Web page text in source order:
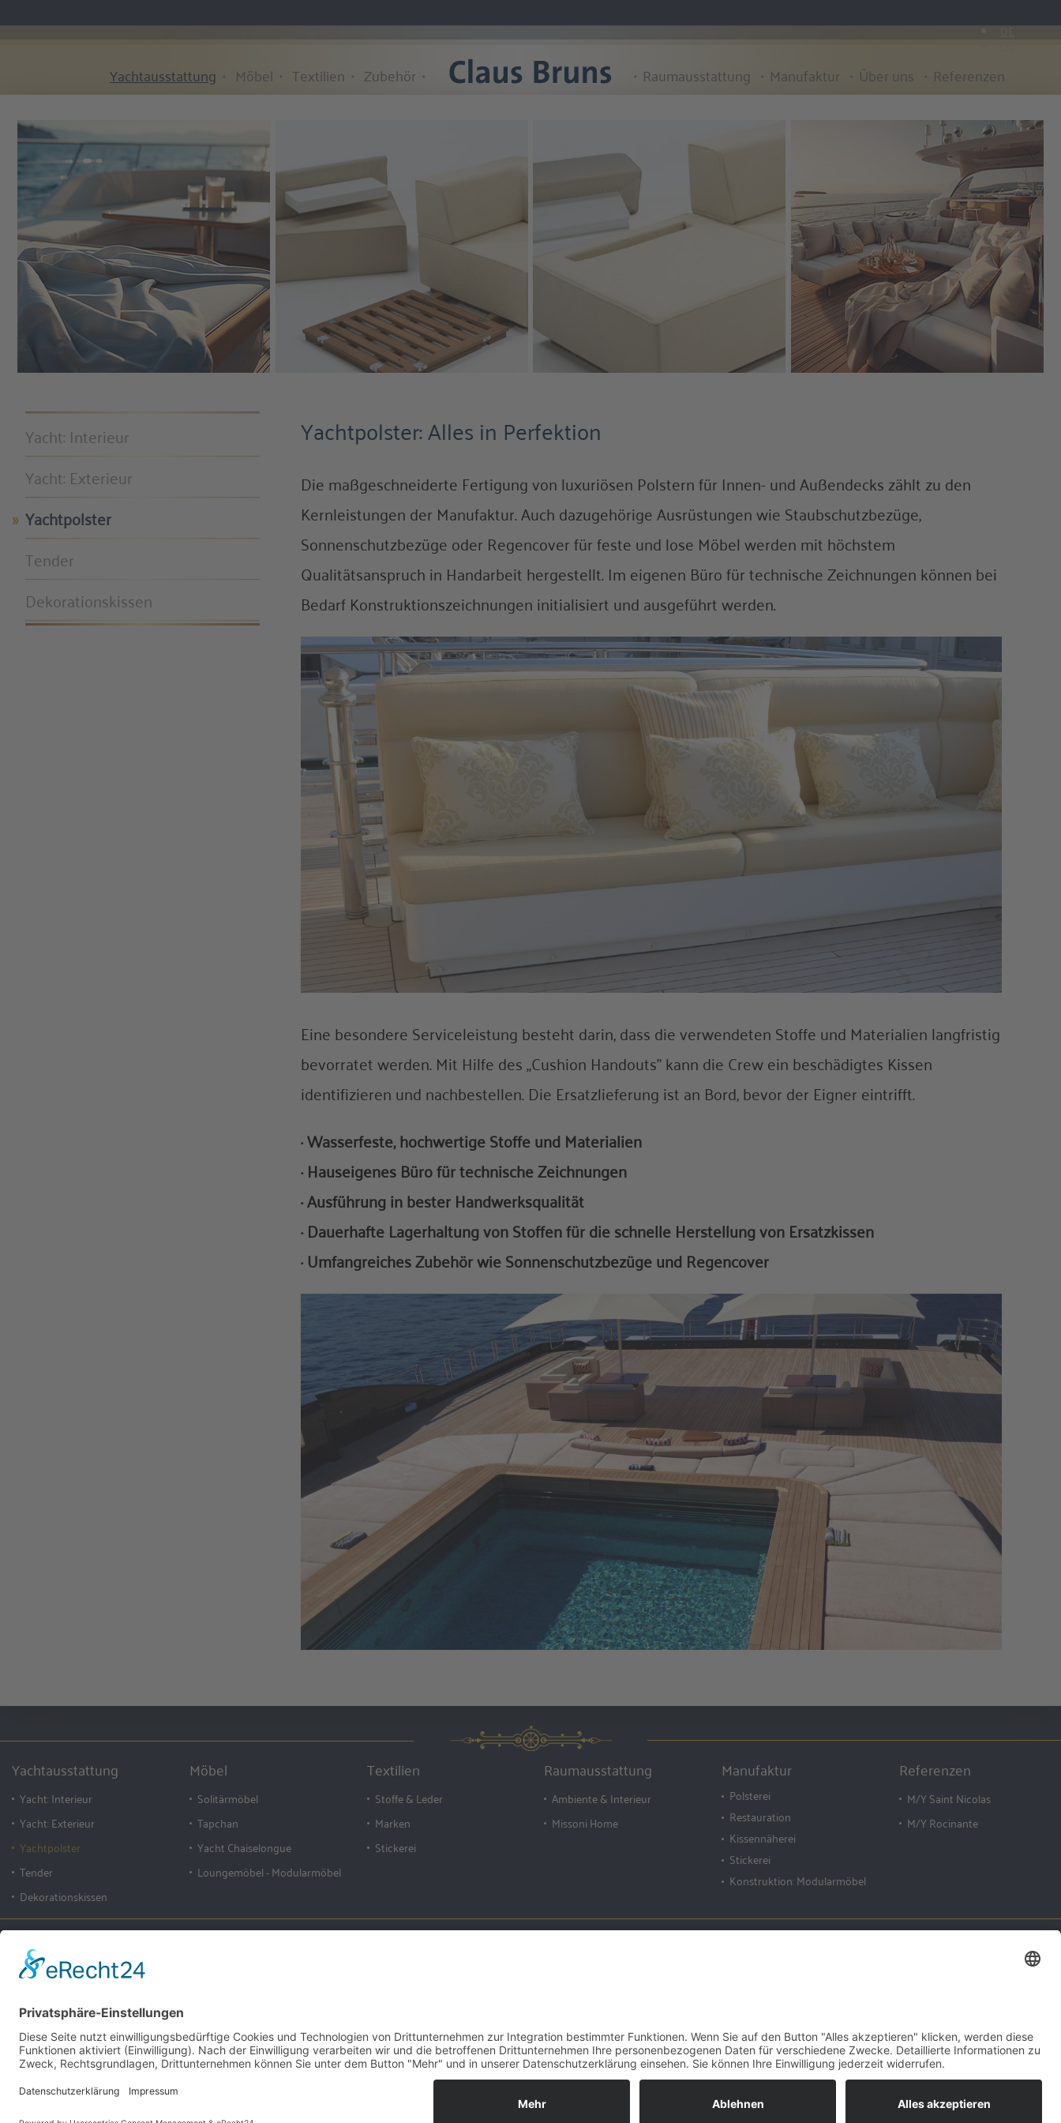
DE
Yachtausstattung Möbel Textilien Zubehör Raumausstattung Manufaktur Über uns Referenzen
Yacht: Interieur
Yacht: Exterieur
Yachtpolster
Tender
Dekorationskissen
Yachtpolster: Alles in Perfektion
Die maßgeschneiderte Fertigung von luxuriösen Polstern für Innen- und Außendecks zählt zu den
Kernleistungen der Manufaktur. Auch dazugehörige Ausrüstungen wie Staubschutzbezüge,
Sonnenschutzbezüge oder Regencover für feste und lose Möbel werden mit höchstem
Qualitätsanspruch in Handarbeit hergestellt. Im eigenen Büro für technische Zeichnungen können bei
Bedarf Konstruktionszeichnungen initialisiert und ausgeführt werden.
Eine besondere Serviceleistung besteht darin, dass die verwendeten Stoffe und Materialien langfristig
bevorratet werden. Mit Hilfe des „Cushion Handouts” kann die Crew ein beschädigtes Kissen
identifizieren und nachbestellen. Die Ersatzlieferung ist an Bord, bevor der Eigner eintrifft.
· Wasserfeste, hochwertige Stoffe und Materialien
· Hauseigenes Büro für technische Zeichnungen
· Ausführung in bester Handwerksqualität
· Dauerhafte Lagerhaltung von Stoffen für die schnelle Herstellung von Ersatzkissen
· Umfangreiches Zubehör wie Sonnenschutzbezüge und Regencover
Yachtausstattung
Yacht: Interieur
Yacht: Exterieur
Yachtpolster
Tender
Dekorationskissen
Möbel
Solitärmöbel
Tapchan
Yacht Chaiselongue
Loungemöbel - Modularmöbel
Textilien
Stoffe & Leder
Marken
Stickerei
Raumausstattung
Ambiente & Interieur
Missoni Home
Manufaktur
Polsterei
Restauration
Kissennäherei
Stickerei
Konstruktion: Modularmöbel
Referenzen
M/Y Saint Nicolas
M/Y Rocinante
Claus Bruns
Yachtausstattung
Steindamm 1
D-28719 Bremen, Germany
Tel: +49 421 63 17 75
Fax: +49 421 63 65 150
www.bruns-deco.com
info@bruns-deco.de
Datenschutz Cookie-Einstellungen
Claus Bruns GmbH & Co. KG